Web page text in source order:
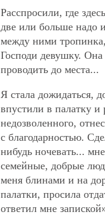
Расспросили, где
две или больше надо
между ними
Господи девушку.
проводить до места...
Я стала дожидаться,
впустили в палатку
недозволенного,
с благодарностью.
нибудь ночевать...
семейные, добрые
меня блинами и на
палатки, просила
ответил мне